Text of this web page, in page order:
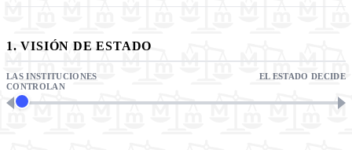
1. VISIÓN DE ESTADO
LAS INSTITUCIONES
CONTROLAN
EL ESTADO DECIDE